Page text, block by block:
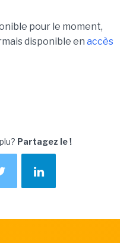
pour le moment,
disponible en accès
Partagez le !